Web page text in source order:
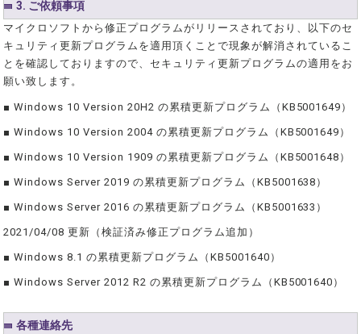
3. ご依頼事項
マイクロソフトから修正プログラムがリリースされており、以下のセ
キュリティ更新プログラムを適用頂くことで現象が解消されているこ
とを確認しておりますので、セキュリティ更新プログラムの適用をお
願い致します。
■ Windows 10 Version 20H2 の累積更新プログラム（KB5001649）
■ Windows 10 Version 2004 の累積更新プログラム（KB5001649）
■ Windows 10 Version 1909 の累積更新プログラム（KB5001648）
■ Windows Server 2019 の累積更新プログラム（KB5001638）
■ Windows Server 2016 の累積更新プログラム（KB5001633）
2021/04/08 更新（検証済み修正プログラム追加）
■ Windows 8.1 の累積更新プログラム（KB5001640）
■ Windows Server 2012 R2 の累積更新プログラム（KB5001640）
各種連絡先